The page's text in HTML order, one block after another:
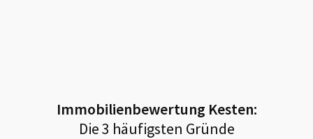
Immobilienbewertung Kesten:
Die 3 häufigsten Gründe